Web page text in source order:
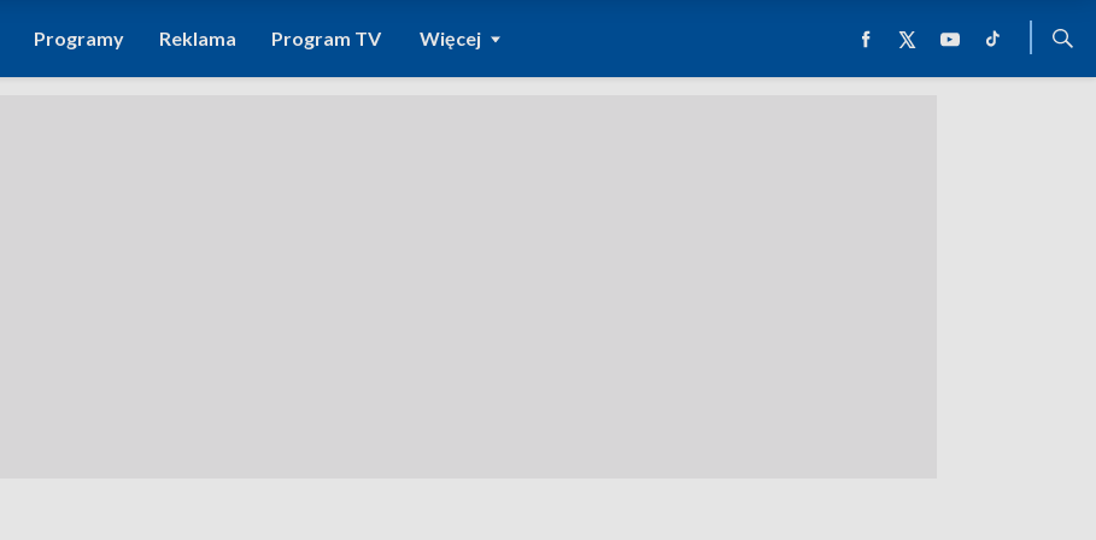
Programy Reklama Program TV Więcej